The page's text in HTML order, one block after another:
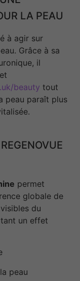
LA PEAU
à agir sur
Grâce à sa
il
beauty tout
peau paraît plus
permet
globale de
du
un effet
peau